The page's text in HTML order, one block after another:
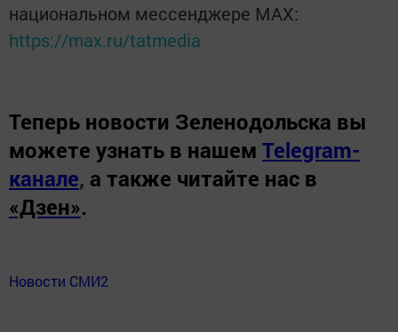
национальном мессенджере MАХ:
https://max.ru/tatmedia
Теперь новости Зеленодольска вы
можете узнать в нашем Telegram-
канале, а также читайте нас в
«Дзен».
Новости СМИ2